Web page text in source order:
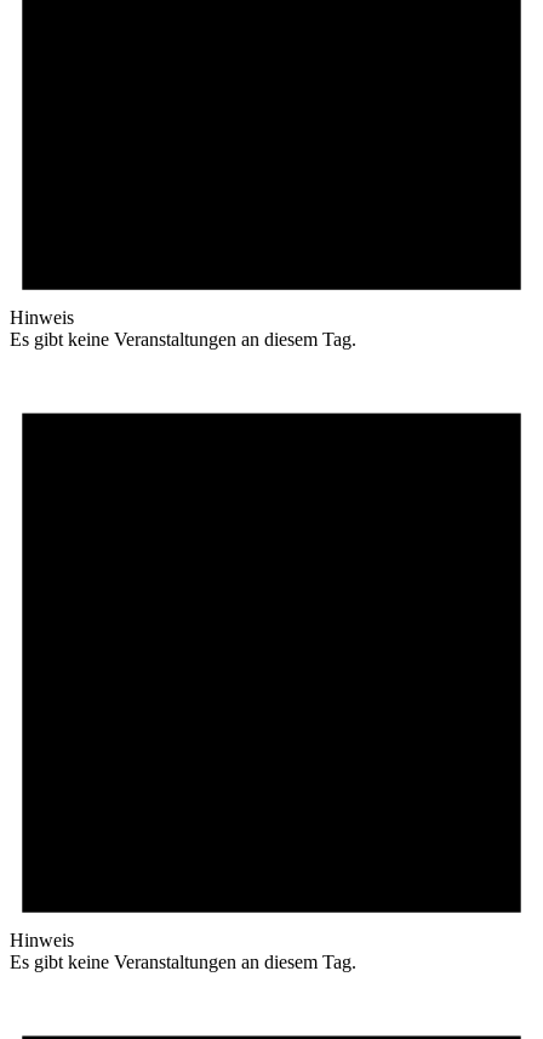
Hinweis
Es gibt keine Veranstaltungen an diesem Tag.
Hinweis
Es gibt keine Veranstaltungen an diesem Tag.